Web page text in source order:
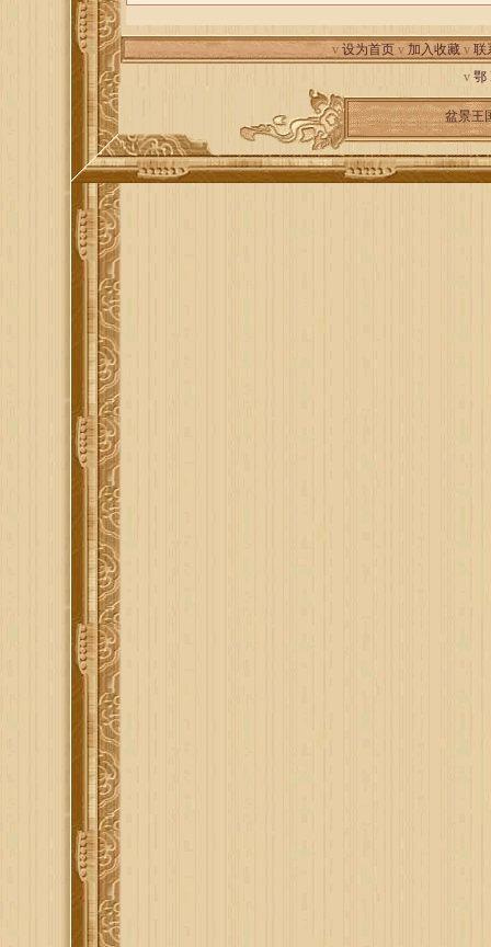
v 设为首页 v 加入收藏 v 联
v 鄂
盆景王